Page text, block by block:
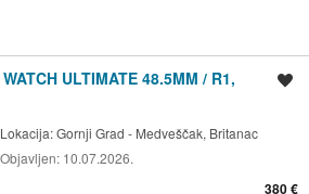
ULTIMATE 48.5MM / R1,
Lokacija:Gornji Grad - Medveščak, Britanac
Objavljen: 10.07.2026.
380 €